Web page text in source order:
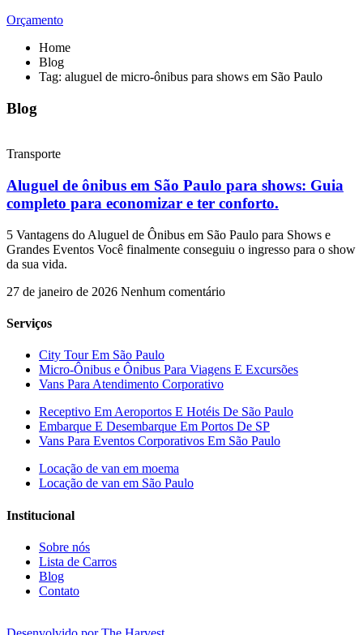
Orçamento
Home
Blog
Tag: aluguel de micro-ônibus para shows em São Paulo
Blog
Transporte
Aluguel de ônibus em São Paulo para shows: Guia
completo para economizar e ter conforto.
5 Vantagens do Aluguel de Ônibus em São Paulo para Shows e
Grandes Eventos Você finalmente conseguiu o ingresso para o show
da sua vida.
27 de janeiro de 2026 Nenhum comentário
Serviços
City Tour Em São Paulo
Micro-Ônibus e Ônibus Para Viagens E Excursões
Vans Para Atendimento Corporativo
Receptivo Em Aeroportos E Hotéis De São Paulo
Embarque E Desembarque Em Portos De SP
Vans Para Eventos Corporativos Em São Paulo
Locação de van em moema
Locação de van em São Paulo
Institucional
Sobre nós
Lista de Carros
Blog
Contato